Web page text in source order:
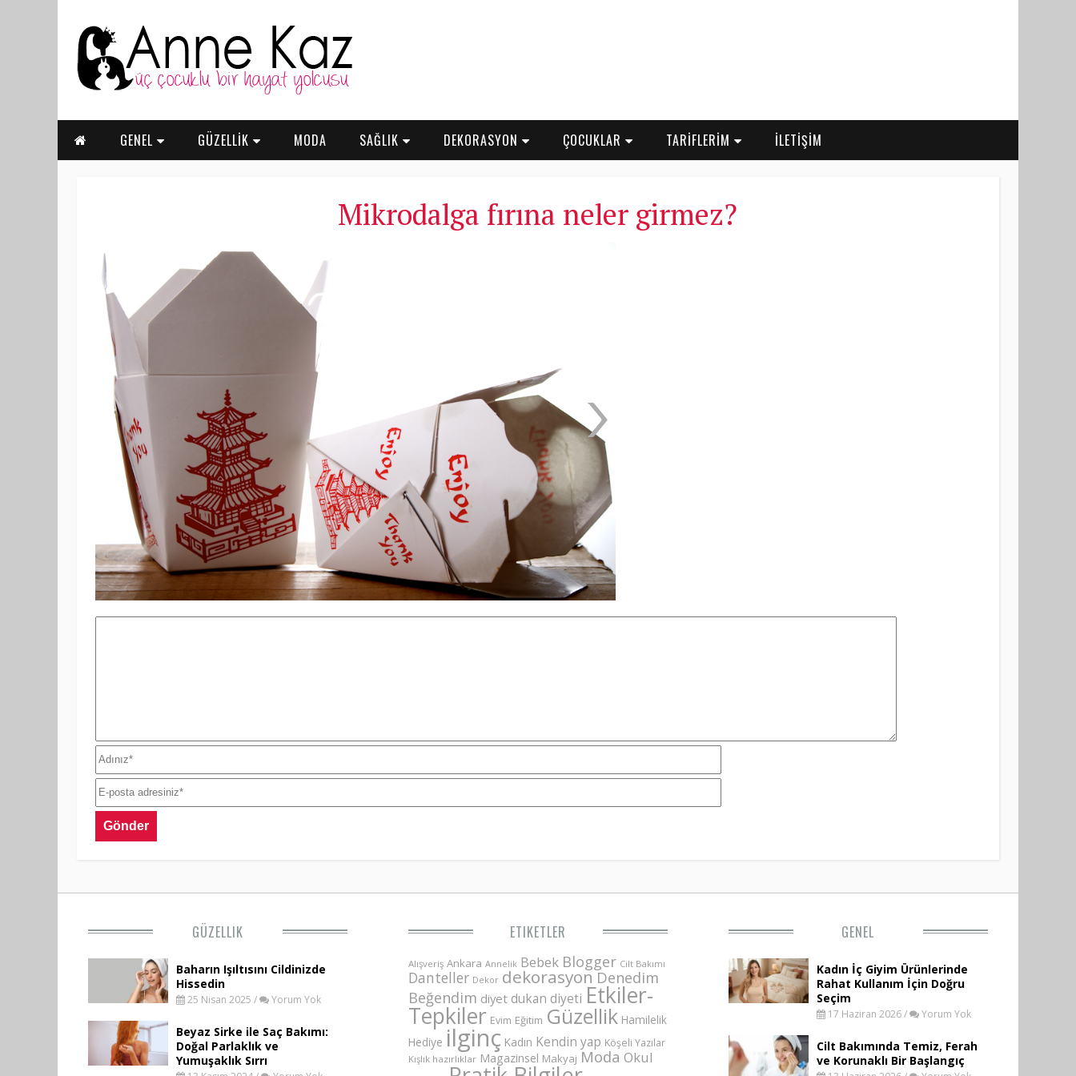
GENEL GÜZELLİK MODA SAĞLIK DEKORASYON ÇOCUKLAR TARİFLERİM İLETİŞİM
Mikrodalga fırına neler girmez?
GÜZELLIK
Baharın Işıltısını Cildinizde
Hissedin
25 Nisan 2025 / Yorum Yok
Beyaz Sirke ile Saç Bakımı:
Doğal Parlaklık ve
Yumuşaklık Sırrı
ETIKETLER
Alışveriş Ankara Annelik Bebek Blogger Cilt Bakımı
Danteller Dekor dekorasyon Denedim
Beğendim diyet dukan diyeti Etkiler-
Tepkiler Evim Eğitim Güzellik Hamilelik
Hediye ilginç Kadın Kendin yap Köşeli Yazılar
Kışlık hazırlıklar Magazinsel Makyaj Moda Okul
GENEL
Kadın İç Giyim Ürünlerinde
Rahat Kullanım İçin Doğru
Seçim
17 Haziran 2026 / Yorum Yok
Cilt Bakımında Temiz, Ferah
ve Korunaklı Bir Başlangıç